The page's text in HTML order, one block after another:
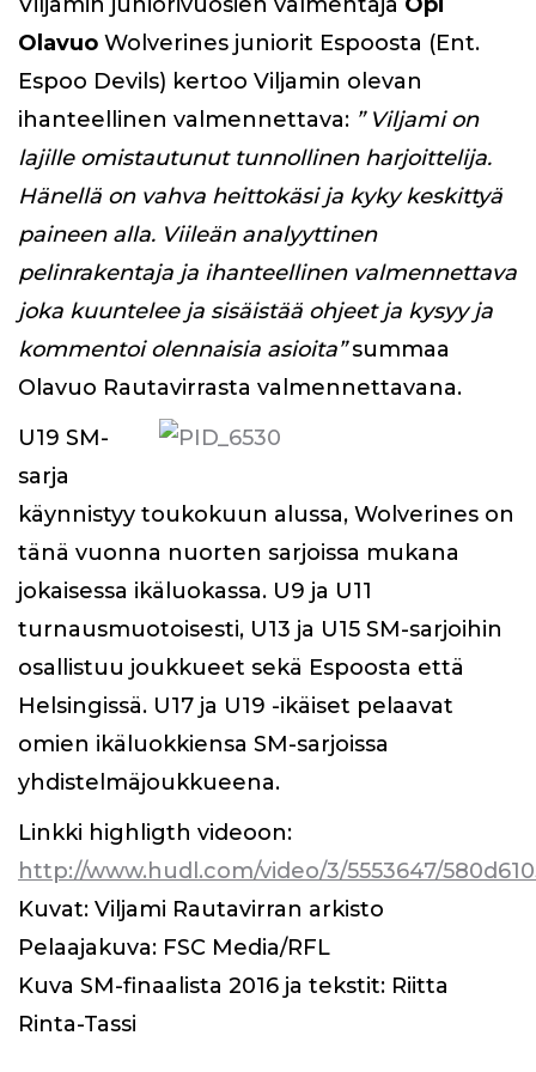
Olavuo Wolverines juniorit Espoosta (Ent.
Espoo Devils) kertoo Viljamin olevan
ihanteellinen valmennettava: ” Viljami on
lajille omistautunut tunnollinen harjoittelija.
Hänellä on vahva heittokäsi ja kyky keskittyä
paineen alla. Viileän analyyttinen
pelinrakentaja ja ihanteellinen valmennettava
joka kuuntelee ja sisäistää ohjeet ja kysyy ja
kommentoi olennaisia asioita”summaa
Olavuo Rautavirrasta valmennettavana.
U19 SM-
sarja
käynnistyy toukokuun alussa, Wolverines on
tänä vuonna nuorten sarjoissa mukana
jokaisessa ikäluokassa. U9 ja U11
turnausmuotoisesti, U13 ja U15 SM-sarjoihin
osallistuu joukkueet sekä Espoosta että
Helsingissä. U17 ja U19 -ikäiset pelaavat
omien ikäluokkiensa SM-sarjoissa
yhdistelmäjoukkueena.
Linkki highligth videoon:
http://www.hudl.com/video/3/5553647/
Kuvat: Viljami Rautavirran arkisto
Pelaajakuva: FSC Media/RFL
Kuva SM-finaalista 2016 ja tekstit: Riitta
Rinta-Tassi